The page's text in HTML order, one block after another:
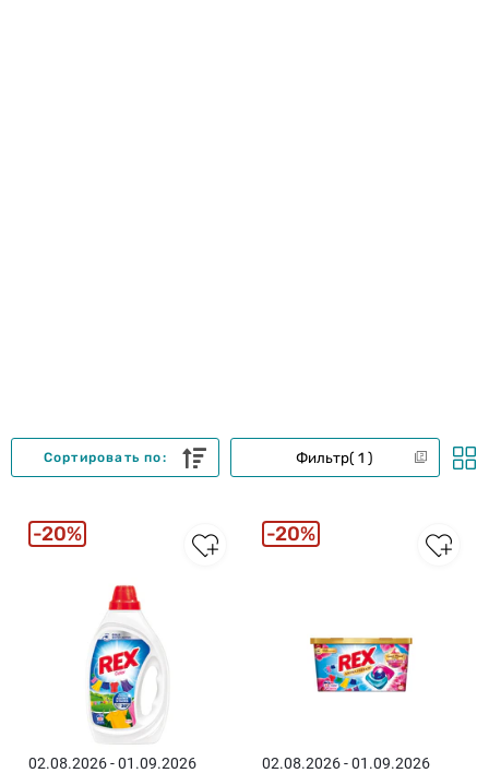
Фильтр 1
Сортировать по:
02.08.2026 - 01.09.2026
20%
02.08.2026 - 01.09.2026
20%